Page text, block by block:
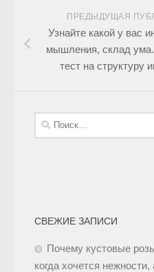
ПРЕДЫДУЩАЯ
Узнайте какой у вас
мышления, склад
тест на структуру
СВЕЖИЕ ЗАПИСИ
Почему кустовые
когда хочется